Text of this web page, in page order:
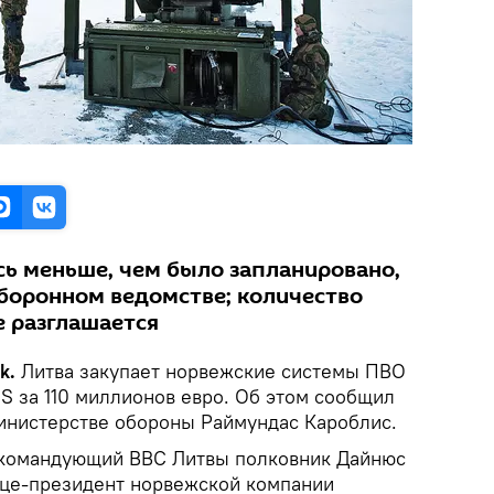
меньше, чем было запланировано,
ведомстве; количество
Литва закупает норвежские системы ПВО
за 110 миллионов евро. Об этом сообщил
обороны Раймундас Кароблис.
ВВС Литвы полковник Дайнюс
президент норвежской компании